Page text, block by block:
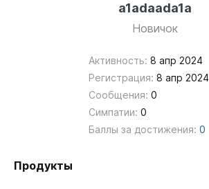
a1adaada1a
Новичок
Активность: 8 апр 2024
Регистрация: 8 апр 2024
Сообщения: 0
Симпатии: 0
Баллы за достижения: 0
Продукты